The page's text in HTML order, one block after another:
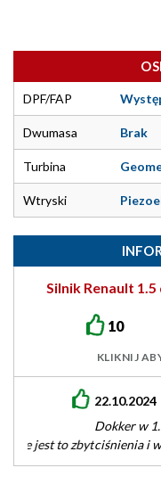
DPF/FAP
Dwumasa Brak
Turbina
Wtryski
Silnik Renault 1.5
10
KLIKNIJ
22.10.2024
Dokker w 1.5dci k9k
ciśnienia i wtryski
dwumasy brak, fap…